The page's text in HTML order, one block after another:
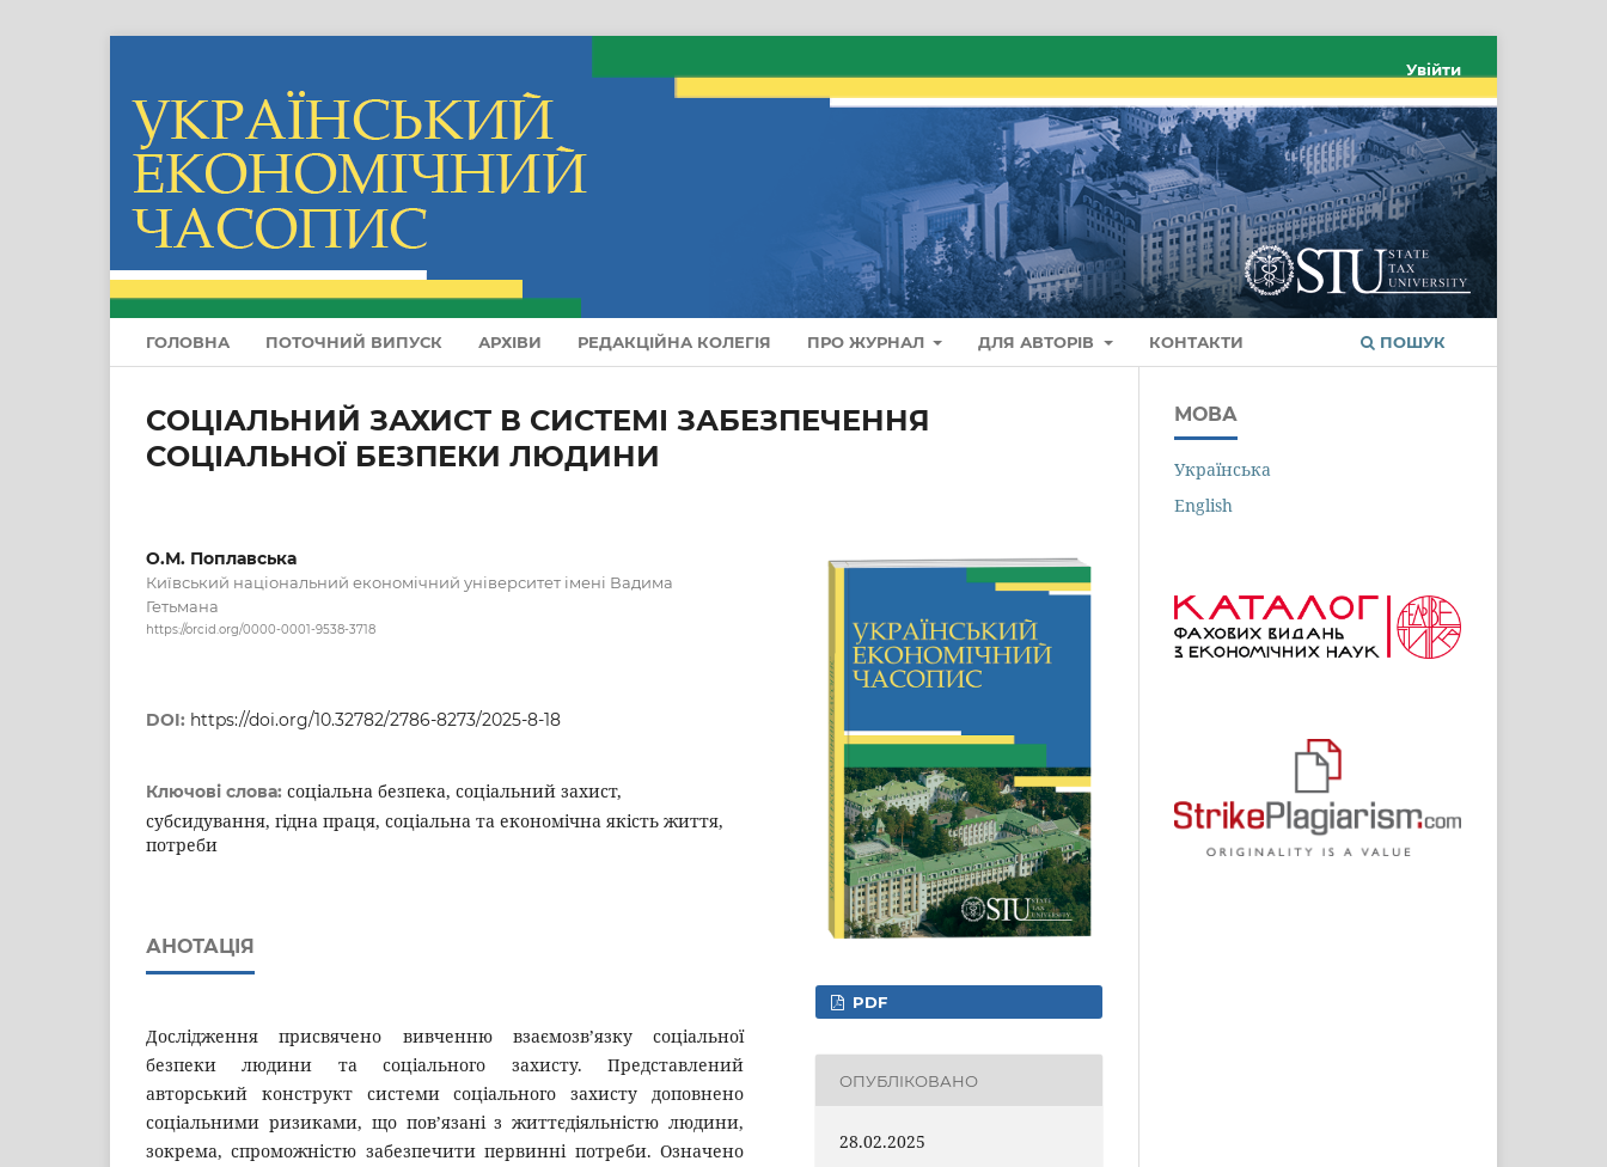
ГОЛОВНА ПОТОЧНИЙ ВИПУСК АРХІВИ РЕДАКЦІЙНА КОЛЕГІЯ ПРО ЖУРНАЛ ДЛЯ АВТОРІВ КОНТАКТИ ПОШУК
Увійти
СОЦІАЛЬНИЙ ЗАХИСТ В СИСТЕМІ ЗАБЕЗПЕЧЕННЯ
СОЦІАЛЬНОЇ БЕЗПЕКИ ЛЮДИНИ
О.М. Поплавська
Київський національний економічний університет імені Вадима
Гетьмана
https://orcid.org/0000-0001-9538-3718
DOI: https://doi.org/10.32782/2786-8273/2025-8-18
Ключові слова: соціальна безпека, соціальний захист,
субсидування, гідна праця, соціальна та економічна якість життя,
потреби
АНОТАЦІЯ
Дослідження присвячено вивченню взаємозв’язку соціальної
безпеки людини та соціального захисту. Представлений
авторський конструкт системи соціального захисту доповнено
соціальними ризиками, що пов’язані з життєдіяльністю людини,
зокрема, спроможністю забезпечити первинні потреби. Означено
PDF
ОПУБЛІКОВАНО
28.02.2025
МОВА
Українська
English